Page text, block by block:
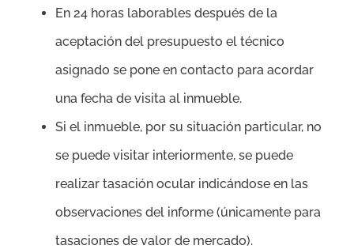
En 24 horas laborables después de la
aceptación del presupuesto el técnico
asignado se pone en contacto para acordar
una fecha de visita al inmueble.
Si el inmueble, por su situación particular, no
se puede visitar interiormente, se puede
realizar tasación ocular indicándose en las
observaciones del informe (únicamente para
tasaciones de valor de mercado).